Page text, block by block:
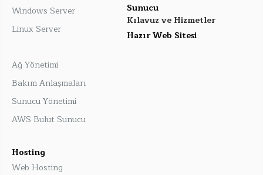
Sunucu
Windows Server
Linux Server
Kılavuz ve Hizmetler
Ağ Yönetimi
Bakım Anlaşmaları
Sunucu Yönetimi
AWS Bulut Sunucu
Hazır Web Sitesi
Hosting
Web Hosting